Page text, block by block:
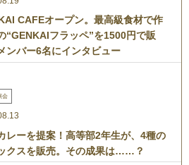
CAFEオープン。最高級食材で作
“GENKAIフラッペ”を1500円で販
ンバー6名にインタビュー
会
レーを提案！高等部2年生が、4種の
クスを販売。その成果は……？